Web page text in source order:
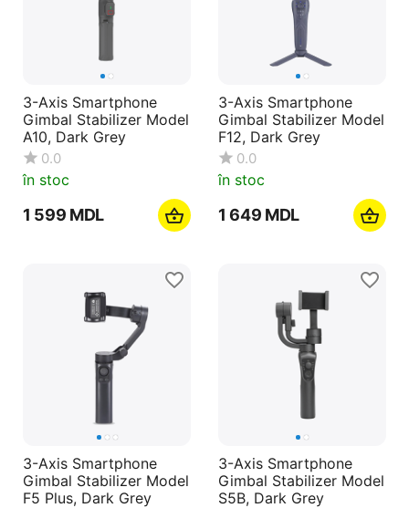
3-Axis Smartphone
Gimbal Stabilizer Model
A10, Dark Grey
0.0
în stoc
1 599 MDL
3-Axis Smartphone
Gimbal Stabilizer Model
F12, Dark Grey
0.0
în stoc
1 649 MDL
3-Axis Smartphone
Gimbal Stabilizer Model
F5 Plus, Dark Grey
3-Axis Smartphone
Gimbal Stabilizer Model
S5B, Dark Grey